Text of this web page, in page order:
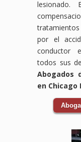
equipo
de
de
tránsito
luchará
para
recibas
con
el
Los
auto
pueden
ser
y
lesionado.
por el
conductor
todos sus
Abogados
en Chicago